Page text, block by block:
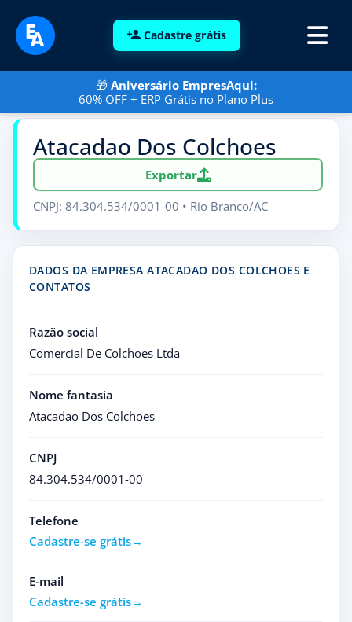
Cadastre grátis
🎁 Aniversário EmpresAqui:
60% OFF + ERP Grátis no Plano Plus
Atacadao Dos Colchoes
Exportar
CNPJ: 84.304.534/0001-00 • Rio Branco/AC
DADOS DA EMPRESA ATACADAO DOS COLCHOES E
CONTATOS
Razão social
Comercial De Colchoes Ltda
Nome fantasia
Atacadao Dos Colchoes
CNPJ
84.304.534/0001-00
Telefone
Cadastre-se grátis
E-mail
Cadastre-se grátis